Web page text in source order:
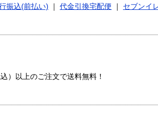
振込(前払い) 代金引換宅配便
セブンイ
）以上のご注文で送料無料！